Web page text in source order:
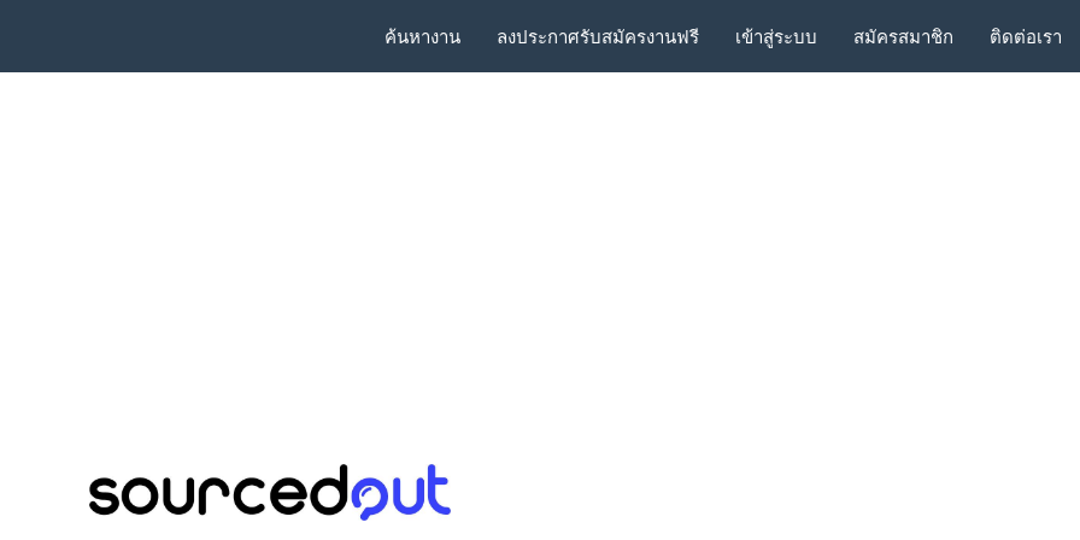
ค้นหางาน ลงประกาศรับสมัครงานฟรี เข้าสู่ระบบ สมัครสมาชิก ติดต่อเรา